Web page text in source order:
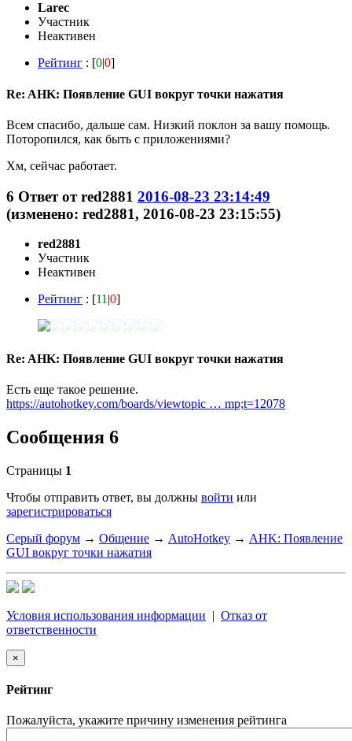
Larec
Участник
Неактивен
Рейтинг : [0|0]
Re: AHK: Появление GUI вокруг точки нажатия
Всем спасибо, дальше сам. Низкий поклон за вашу помощь.
Поторопился, как быть с приложениями?
Хм, сейчас работает.
6 Ответ отred2881 2016-08-23 23:14:49
(изменено: red2881, 2016-08-23 23:15:55)
red2881
Участник
Неактивен
Рейтинг : [11 |0]
Re: AHK: Появление GUI вокруг точки нажатия
Есть еще такое решение.
https://autohotkey.com/boards/viewtopic … mp;t=12078
Сообщения 6
Страницы 1
Чтобы отправить ответ, вы должны войти или
зарегистрироваться
Серый форум → Общение → AutoHotkey → AHK: Появление
GUI вокруг точки нажатия
Условия использования информации | Отказ от
ответственности
×
Рейтинг
Пожалуйста, укажите причину изменения рейтинга